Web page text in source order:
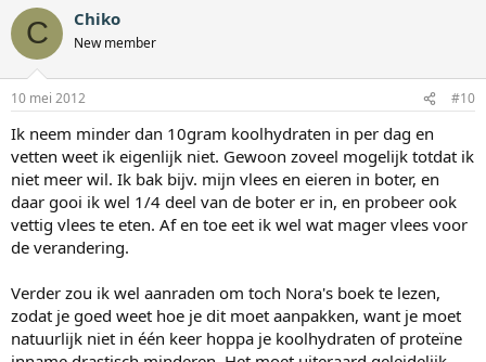
C Chiko
New member
10 mei 2012 #10
Ik neem minder dan 10gram koolhydraten in per dag en
vetten weet ik eigenlijk niet. Gewoon zoveel mogelijk totdat ik
niet meer wil. Ik bak bijv. mijn vlees en eieren in boter, en
daar gooi ik wel 1/4 deel van de boter er in, en probeer ook
vettig vlees te eten. Af en toe eet ik wel wat mager vlees voor
de verandering.
Verder zou ik wel aanraden om toch Nora's boek te lezen,
zodat je goed weet hoe je dit moet aanpakken, want je moet
natuurlijk niet in één keer hoppa je koolhydraten of proteïne